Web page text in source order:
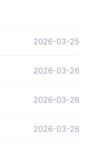
2026-03-25
2026-03-26
2026-03-26
2026-03-26